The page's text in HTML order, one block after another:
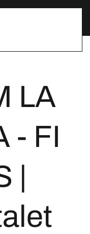
LA
- FI
|